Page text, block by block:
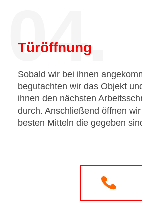
04.
Türöffnung
Sobald wir bei ihnen
begutachten wir das Objekt
ihnen den nächsten
durch. Anschließend öffnen
besten Mitteln die gegeben